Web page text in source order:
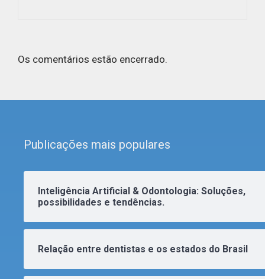
Os comentários estão encerrado.
Publicações mais populares
Inteligência Artificial & Odontologia: Soluções,
possibilidades e tendências.
Relação entre dentistas e os estados do Brasil